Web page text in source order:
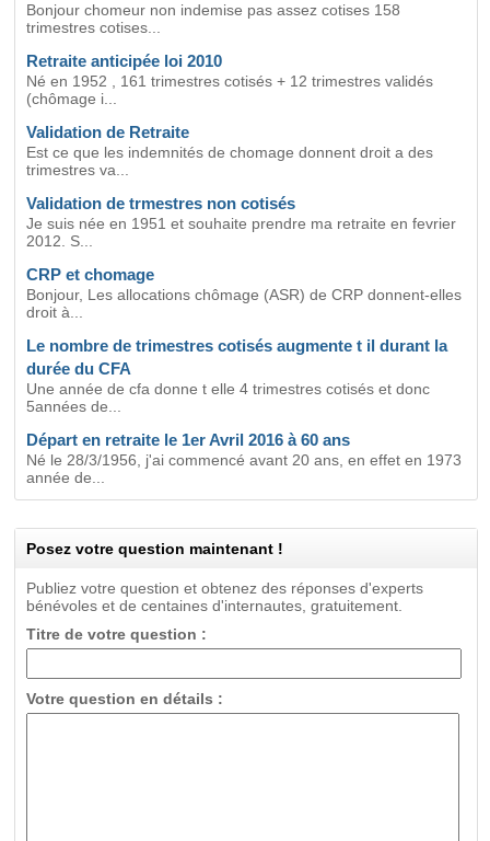
Bonjour chomeur non indemise pas assez cotises 158
trimestres cotises...
Retraite anticipée loi 2010
Né en 1952 , 161 trimestres cotisés + 12 trimestres validés
(chômage i...
Validation de Retraite
Est ce que les indemnités de chomage donnent droit a des
trimestres va...
Validation de trmestres non cotisés
Je suis née en 1951 et souhaite prendre ma retraite en fevrier
2012. S...
CRP et chomage
Bonjour, Les allocations chômage (ASR) de CRP donnent-elles
droit à...
Le nombre de trimestres cotisés augmente t il durant la
durée du CFA
Une année de cfa donne t elle 4 trimestres cotisés et donc
5années de...
Départ en retraite le 1er Avril 2016 à 60 ans
Né le 28/3/1956, j'ai commencé avant 20 ans, en effet en 1973
année de...
Posez votre question maintenant !
Publiez votre question et obtenez des réponses d'experts
bénévoles et de centaines d'internautes, gratuitement.
Titre de votre question :
Votre question en détails :